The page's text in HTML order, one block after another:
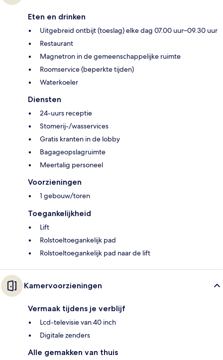
Eten en drinken
Uitgebreid ontbijt (toeslag) elke dag 07.00 uur–09.30 uur
Restaurant
Magnetron in de gemeenschappelijke ruimte
Roomservice (beperkte tijden)
Waterkoeler
Diensten
24-uurs receptie
Stomerij-/wasservices
Gratis kranten in de lobby
Bagageopslagruimte
Meertalig personeel
Voorzieningen
1 gebouw/toren
Toegankelijkheid
Lift
Rolstoeltoegankelijk pad
Rolstoeltoegankelijk pad naar de lift
Kamervoorzieningen
Vermaak tijdens je verblijf
Lcd-televisie van 40 inch
Digitale zenders
Alle gemakken van thuis